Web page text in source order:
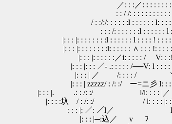
: : : : : : :ヽ: : : : :
: : : : : : :l: : : : : :
: : : : : : l: : : : : : : :∧: :
: : : :l : : : : : : l : : : : : : : : :
: : : : : : :l : : : : : : l : : : : ! : : : : : :
: : : : : : :l: : : : : : ∧ : : : !: : : : :!: :
: |: : : : : :／i: : : : : / V: : :!: : : :
|: : : ／‐ .: : : : : /──V: l : : : : !-､
从}: : ､ |: : : | ／ /: : : : / ＼: : : :
: | zzzzz/ : /: :/ ー=ニ彡 l: : : : |_ﾉ
|: : : |. .: : /: :/ l/l: : : : |／ : : :
|: : : :圦 / : /: :/ / l: : : : |: :l: : :
: : |: ／: ／l／ l: : : : |: :l:
: |─:込／ v ﾌ l: : : : | /